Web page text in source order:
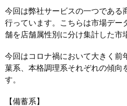
今回は弊社サービスの一つである
行っています。こちらは市場デー
舗を店舗属性別に分け集計した市
今回はコロナ禍において大きく前
菓系、本格調理系それぞれの傾向
す。
【備蓄系】